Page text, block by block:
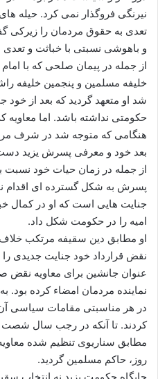
نیرنگی فروگذار نمی کرد. حیله
تعدی به حقوق مردمان را زیرکی
و باهوشی نسبتی با خباثت و
از جمله در پیمان صلحی که با
خلیفه مسلمین و پنجمین خلیفه
شد او متعهد گردید که بعد از خود
حکومتی نداشته باشد. اما معاویه
هنگامی که متوجه شد در شرف
بعد خود و معرفی پسرش یزید دست
از جمله در زمان حیات خود نسبت
پسرش به شکل گسترده ای اقدام
جنایت هایی است که او در کمال
امیه را در حکومت شکل داد.
او مطابق دین سقیفه مرتکب
نقض قرارداد خود جنایت جدیدی
عنوان جانشین برای معاویه نقض
نماینده مردمان امضاء کرده بود.
در هر مناسبتی مقامات سیاسی آن
کردند. تا آنکه در رجب سال شصت
مطابق سناریوی تنظیم شده
روز، حاکم مسلمین گردید.